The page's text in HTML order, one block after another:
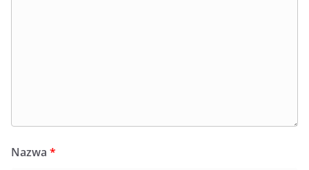
Nazwa *